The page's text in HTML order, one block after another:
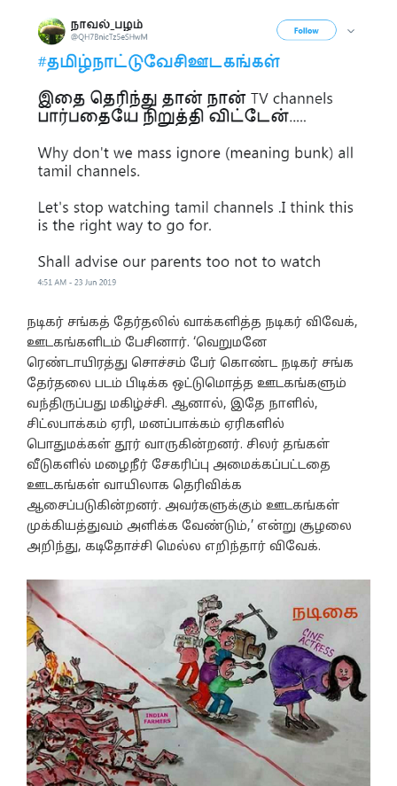
நடிகர் சங்கத் தேர்தலில் வாக்களித்த நடிகர் விவேக்,
ஊடகங்களிடம் பேசினார். ‘வெறுமனே
ரெண்டாயிரத்து சொச்சம் பேர் கொண்ட நடிகர் சங்க
தேர்தலை படம் பிடிக்க ஒட்டுமொத்த ஊடகங்களும்
வந்திருப்பது மகிழ்ச்சி. ஆனால், இதே நாளில்,
சிட்லபாக்கம் ஏரி, மனப்பாக்கம் ஏரிகளில்
பொதுமக்கள் தூர் வாருகின்றனர். சிலர் தங்கள்
வீடுகளில் மழைநீர் சேகரிப்பு அமைக்கப்பட்டதை
ஊடகங்கள் வாயிலாக தெரிவிக்க
ஆசைப்படுகின்றனர். அவர்களுக்கும் ஊடகங்கள்
முக்கியத்துவம் அளிக்க வேண்டும்,’ என்று சூழலை
அறிந்து, கடிதோச்சி மெல்ல எறிந்தார் விவேக்.